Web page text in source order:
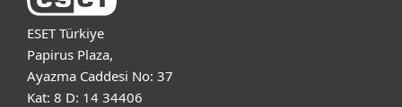
ESET Türkiye
Papirus Plaza,
Ayazma Caddesi No: 37
Kat: 8 D: 14 34406